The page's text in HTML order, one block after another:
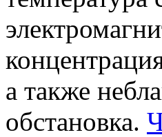
а также
обстановка.